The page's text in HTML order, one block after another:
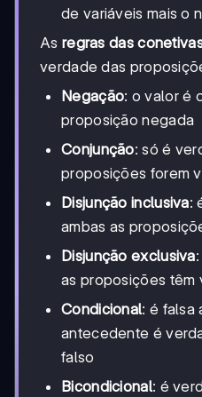
de variáveis mais o
As regras das
verdade das
Negação: o valor é
proposição negada
Conjunção: só é
proposições forem
Disjunção inclusiva:
ambas as
Disjunção exclusiva
as proposições têm
Condicional: é falsa
antecedente é
falso
Bicondicional: é